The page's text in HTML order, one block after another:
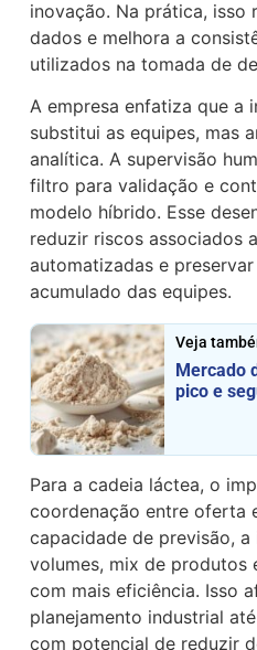
inovação. Na prática, isso
dados e melhora a
utilizados na tomada de
A empresa enfatiza que a
substitui as equipes, mas
analítica. A supervisão
filtro para validação e
modelo híbrido. Esse
reduzir riscos associados
automatizadas e
acumulado das equipes.
Veja
Mercado
pico e
Para a cadeia láctea, o
coordenação entre oferta
capacidade de previsão,
volumes, mix de produtos
com mais eficiência. Isso
planejamento industrial
com potencial de reduzir